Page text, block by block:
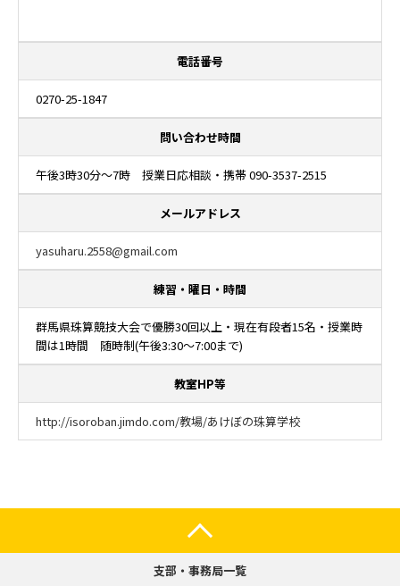
電話番号
0270-25-1847
問い合わせ時間
午後3時30分～7時 授業日応相談・携帯 090-3537-2515
メールアドレス
yasuharu.2558@gmail.com
練習・曜日・時間
群馬県珠算競技大会で優勝30回以上・現在有段者15名・授業時
間は1時間 随時制(午後3:30～7:00まで)
教室HP等
http://isoroban.jimdo.com/教場/あけぼの珠算学校
支部・事務局一覧